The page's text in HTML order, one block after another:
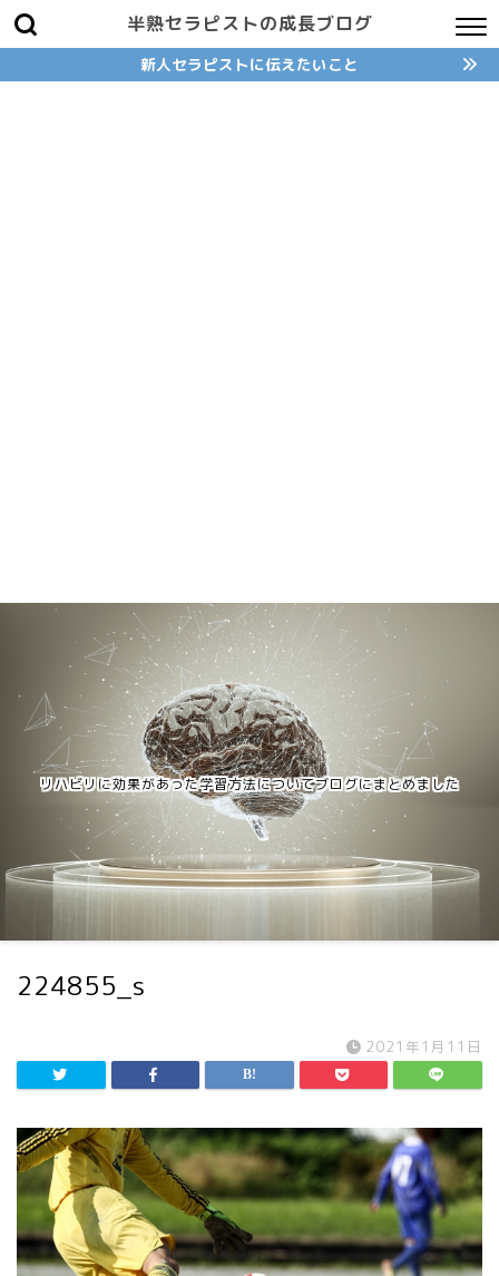
半熟セラピストの成長ブログ
新人セラピストに伝えたいこと
リハビリに効果があった学習方法についてブログにまとめました
224855_s
2021年1月11日